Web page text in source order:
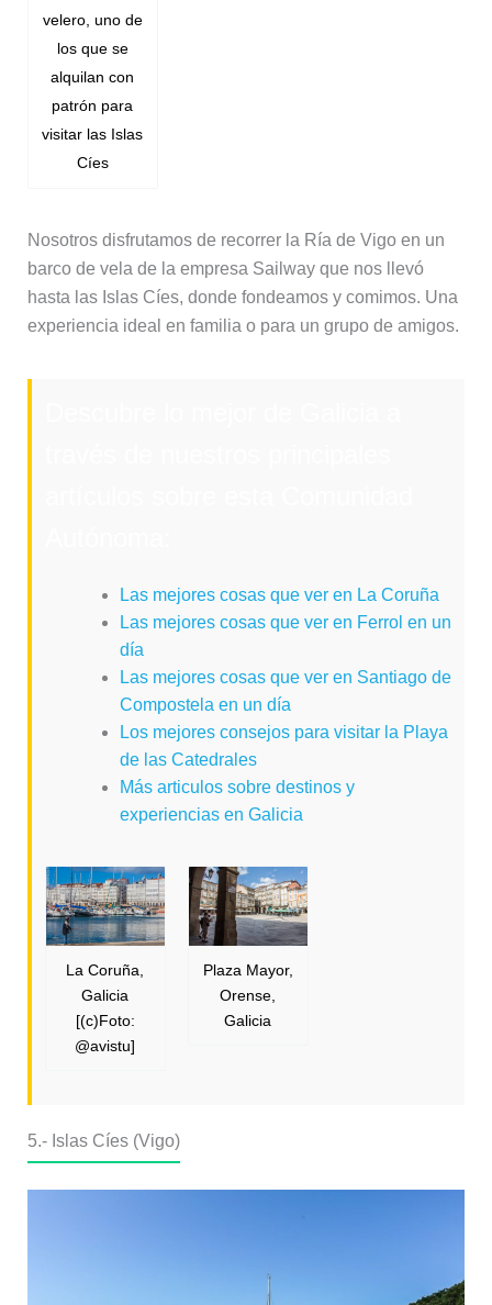
velero, uno de
los que se
alquilan con
patrón para
visitar las Islas
Cíes
Nosotros disfrutamos de recorrer la Ría de Vigo en un
barco de vela de la empresa Sailway que nos llevó
hasta las Islas Cíes, donde fondeamos y comimos. Una
experiencia ideal en familia o para un grupo de amigos.
Las mejores cosas que ver en La Coruña
Las mejores cosas que ver en Ferrol en un
día
Las mejores cosas que ver en Santiago de
Compostela en un día
Los mejores consejos para visitar la Playa
de las Catedrales
Más articulos sobre destinos y
experiencias en Galicia
La Coruña,
Galicia
[(c)Foto:
@avistu]
Plaza Mayor,
Orense,
Galicia
5.- Islas Cíes (Vigo)